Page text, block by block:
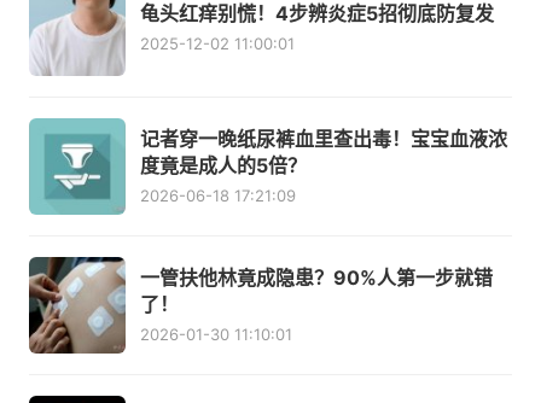
龟头红痒别慌！4步辨炎症5招彻底防复发
2025-12-02 11:00:01
记者穿一晚纸尿裤血里查出毒！宝宝血液浓
度竟是成人的5倍？
2026-06-18 17:21:09
一管扶他林竟成隐患？90%人第一步就错
了！
2026-01-30 11:10:01